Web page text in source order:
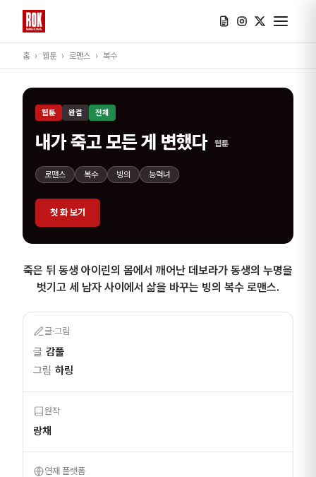
홈 › 웹툰 › 로맨스 › 복수
웹툰 완결 전체
내가 죽고 모든 게 변했다 웹툰
로맨스 복수 빙의 능력녀
첫 화 보기
죽은 뒤 동생 아이린의 몸에서 깨어난 데보라가 동생의 누명을
벗기고 세 남자 사이에서 삶을 바꾸는 빙의 복수 로맨스.
글·그림
글 감풀
그림 하링
원작
랑채
연재 플랫폼